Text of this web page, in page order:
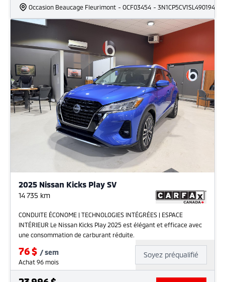
Occasion Beaucage Fleurimont - OCF03454 - 3N1CP5CV1SL490194
2025 Nissan Kicks Play SV
14 735 km
CONDUITE ÉCONOME | TECHNOLOGIES INTÉGRÉES | ESPACE
INTÉRIEUR Le Nissan Kicks Play 2025 est élégant et efficace avec
une consommation de carburant réduite.
76$ /sem
Achat 96 mois
Soyez préqualifié